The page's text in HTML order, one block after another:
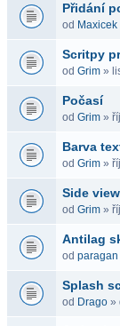
Přidání
od Maxicek
Scritpy
od Grim »
Počasí
od Grim »
Barva
od Grim »
Side
od Grim »
Antilag
od paragan
Splash
od Drago »